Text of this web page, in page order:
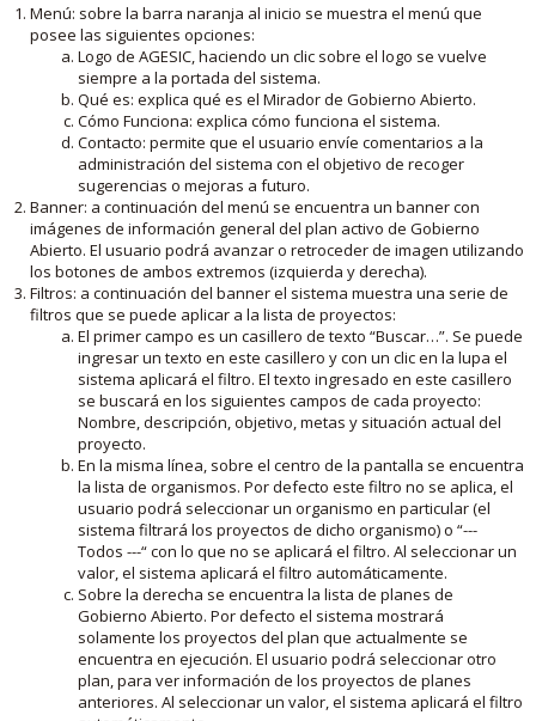
Menú: sobre la barra naranja al inicio se muestra el menú que
posee las siguientes opciones:
Logo de AGESIC, haciendo un clic sobre el logo se vuelve
siempre a la portada del sistema.
Qué es: explica qué es el Mirador de Gobierno Abierto.
Cómo Funciona: explica cómo funciona el sistema.
Contacto: permite que el usuario envíe comentarios a la
administración del sistema con el objetivo de recoger
sugerencias o mejoras a futuro.
Banner: a continuación del menú se encuentra un banner con
imágenes de información general del plan activo de Gobierno
Abierto. El usuario podrá avanzar o retroceder de imagen utilizando
los botones de ambos extremos (izquierda y derecha).
Filtros: a continuación del banner el sistema muestra una serie de
filtros que se puede aplicar a la lista de proyectos:
El primer campo es un casillero de texto “Buscar…”. Se puede
ingresar un texto en este casillero y con un clic en la lupa el
sistema aplicará el filtro. El texto ingresado en este casillero
se buscará en los siguientes campos de cada proyecto:
Nombre, descripción, objetivo, metas y situación actual del
proyecto.
En la misma línea, sobre el centro de la pantalla se encuentra
la lista de organismos. Por defecto este filtro no se aplica, el
usuario podrá seleccionar un organismo en particular (el
sistema filtrará los proyectos de dicho organismo) o “---
Todos ---“ con lo que no se aplicará el filtro. Al seleccionar un
valor, el sistema aplicará el filtro automáticamente.
Sobre la derecha se encuentra la lista de planes de
Gobierno Abierto. Por defecto el sistema mostrará
solamente los proyectos del plan que actualmente se
encuentra en ejecución. El usuario podrá seleccionar otro
plan, para ver información de los proyectos de planes
anteriores. Al seleccionar un valor, el sistema aplicará el filtro